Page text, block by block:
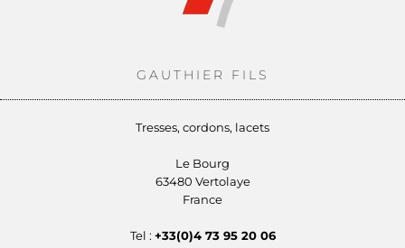
GAUTHIER FILS
Tresses, cordons, lacets
Le Bourg
63480 Vertolaye
France
Tel : +33(0)4 73 95 20 06